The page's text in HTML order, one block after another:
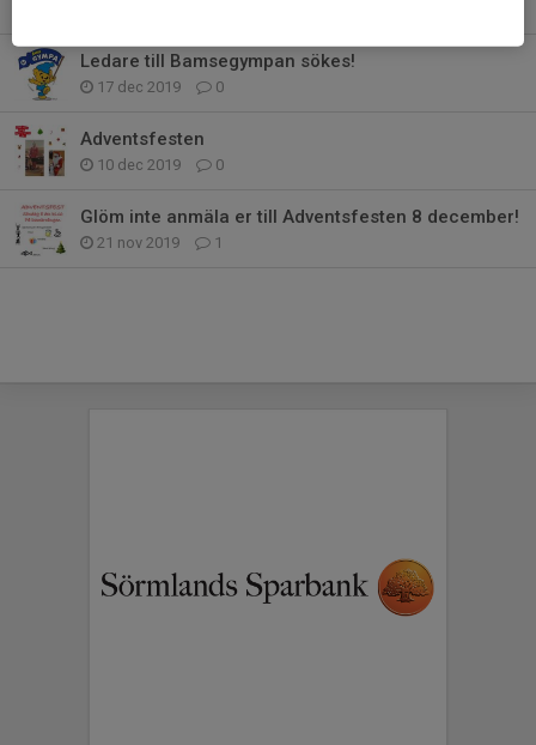
Ledare till Bamsegympan sökes!
17 dec 2019 0
Adventsfesten
10 dec 2019 0
Glöm inte anmäla er till Adventsfesten 8 december!
21 nov 2019 1